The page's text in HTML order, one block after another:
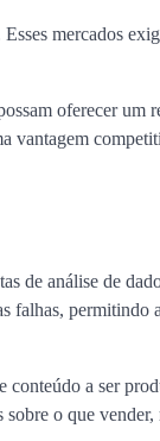
mercados
oferecer um
vantagem
de análise de
falhas, permitindo
conteúdo a ser
o que vender,